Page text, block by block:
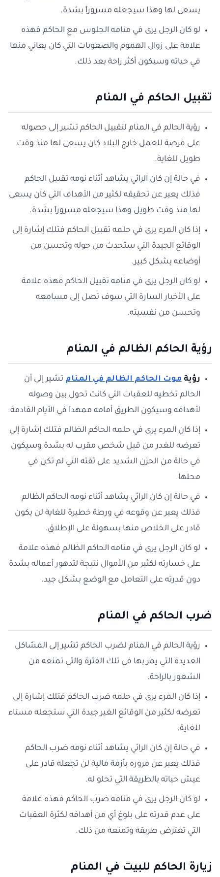
يسعى لها وهذا سيجعله مسروراً بشدة.
لو كان الرجل يرى في منامه الجلوس مع الحاكم فهذه
علامة على زوال الهموم والصعوبات التي كان يعاني منها
في حياته وسيكون أكثر راحة بعد ذلك.
تقبيل الحاكم في المنام
رؤية الحالم في المنام لتقبيل الحاكم تشير إلى حصوله
على فرصة للعمل خارج البلاد كان يسعى لها منذ وقت
طويل للغاية.
في حالة إن كان الرائي يشاهد أثناء نومه تقبيل الحاكم
فذلك يعبر عن تحقيقه لكثير من الأهداف التي كان يسعى
لها منذ وقت طويل وهذا سيجعله مسروراً بشدة.
إذا كان المرء يرى في حلمه تقبيل الحاكم فتلك إشارة إلى
الوقائع الجيدة التي ستحدث من حوله وتحسن من
أوضاعه بشكل كبير.
لو كان الرجل يرى في منامه تقبيل الحاكم فهذه علامة
على الأخبار السارة التي سوف تصل إلى مسامعه
وتحسن من نفسيته.
رؤية الحاكم الظالم في المنام
رؤية موت الحاكم الظالم في المنام تشير إلى أن
الحالم تخطيه للعقبات التي كانت تحول بين وصوله
لأهدافه وسيكون الطريق أمامه ممهداً في الأيام القادمة.
إذا كان المرء يرى في حلمه الحاكم الظالم فتلك إشارة إلى
تعرضه للغدر من قبل شخص مقرب له بشدة وسيكون
في حالة من الحزن الشديد على ثقته التي لم تكن في
محلها.
في حالة إن كان الرائي يشاهد أثناء نومه الحاكم الظالم
فذلك يعبر عن وقوعه في ورطة خطيرة للغاية لن يكون
قادر على الخلاص منها بسهولة على الإطلاق.
لو كان الرجل يرى في منامه الحاكم الظالم فهذه علامة
على خسارته لكثير من الأموال نتيجة لتدهور أعماله بشدة
دون قدرته على التعامل مع الوضع بشكل جيد.
ضرب الحاكم في المنام
رؤية الحالم في المنام لضرب الحاكم تشير إلى المشاكل
العديدة التي يمر بها في تلك الفترة والتي تمنعه من
الشعور بالراحة.
إذا كان المرء يرى في حلمه ضرب الحاكم فتلك إشارة إلى
تعرضه لكثير من الوقائع الغير جيدة التي ستجعله مستاء
للغاية.
في حالة إن كان الرائي يشاهد أثناء نومه ضرب الحاكم
فذلك يعبر عن مروره بأزمة مالية لن تجعله قادر على
عيش حياته بالطريقة التي تحلو له.
لو كان الرجل يرى في منامه ضرب الحاكم فهذه علامة
على عدم قدرته على بلوغ أي من أهدافه لكثرة العقبات
التي تعترض طريقه وتمنعه من ذلك.
زيارة الحاكم للبيت في المنام